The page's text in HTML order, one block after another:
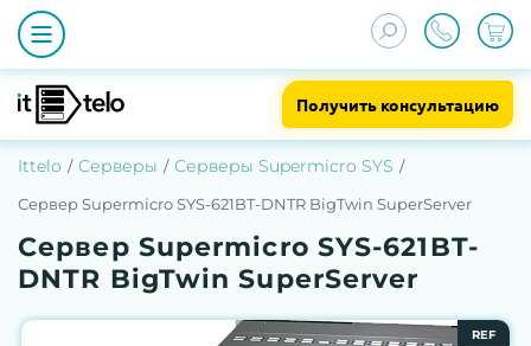
Получить консультацию
Ittelo Серверы Серверы Supermicro SYS
Сервер Supermicro SYS-621BT-DNTR BigTwin SuperServer
Сервер Supermicro SYS-621BT-
DNTR BigTwin SuperServer
REF